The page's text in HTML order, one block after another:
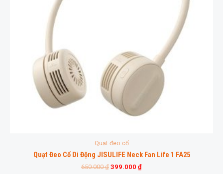
Quạt đeo cổ
Quạt Đeo Cổ Di Động JISULIFE Neck Fan Life 1 FA25
650.000₫ 399.000 ₫